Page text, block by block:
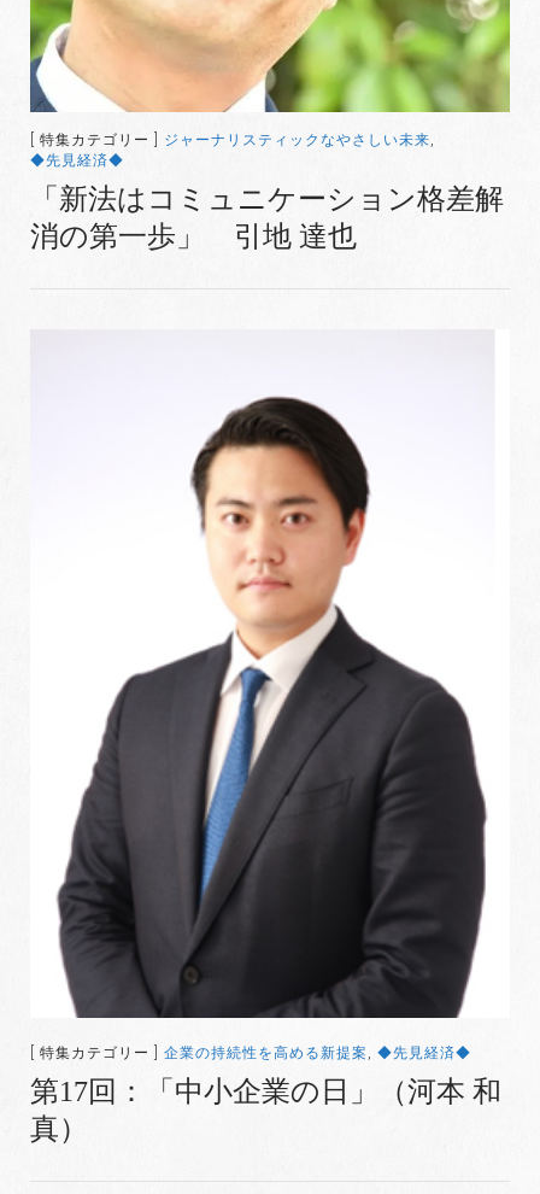
[ 特集カテゴリー ] ジャーナリスティックなやさしい未来
◆先見経済◆
「新法はコミュニケーション格差解
消の第一歩」 引地 達也
[ 特集カテゴリー ] 企業の持続性を高める新提案 , ◆先見経済◆
第17回：「中小企業の日」（河本 和
真）